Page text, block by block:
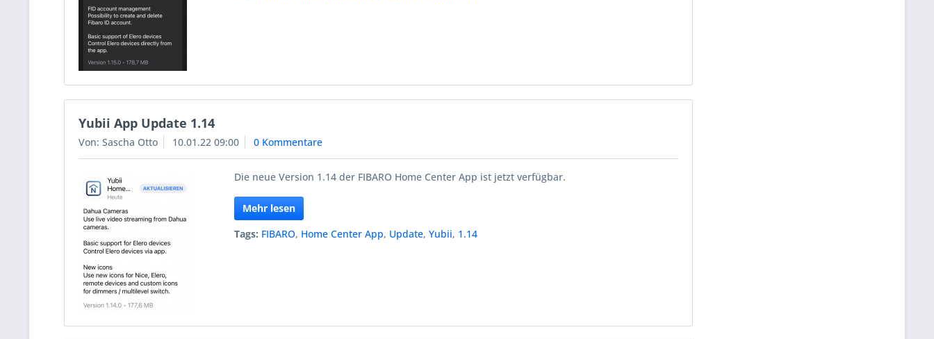
Yubii App Update 1.14
Von: Sascha Otto 10.01.22 09:00 0 Kommentare
Die neue Version 1.14 der FIBARO Home Center App ist jetzt verfügbar.
Mehr lesen
Tags: FIBARO, Home Center App, Update,Yubii, 1.14